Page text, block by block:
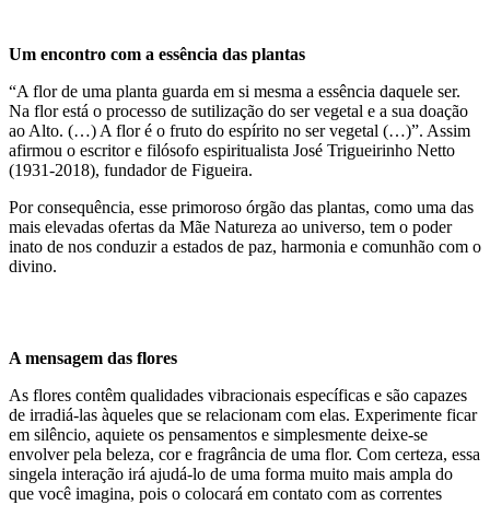
Um encontro com a essência das plantas
“A flor de uma planta guarda em si mesma a essência daquele ser.
Na flor está o processo de sutilização do ser vegetal e a sua doação
ao Alto. (…) A flor é o fruto do espírito no ser vegetal (…)”. Assim
afirmou o escritor e filósofo espiritualista José Trigueirinho Netto
(1931-2018), fundador de Figueira.
Por consequência, esse primoroso órgão das plantas, como uma das
mais elevadas ofertas da Mãe Natureza ao universo, tem o poder
inato de nos conduzir a estados de paz, harmonia e comunhão com o
divino.
A mensagem das flores
As flores contêm qualidades vibracionais específicas e são capazes
de irradiá-las àqueles que se relacionam com elas. Experimente ficar
em silêncio, aquiete os pensamentos e simplesmente deixe-se
envolver pela beleza, cor e fragrância de uma flor. Com certeza, essa
singela interação irá ajudá-lo de uma forma muito mais ampla do
que você imagina, pois o colocará em contato com as correntes